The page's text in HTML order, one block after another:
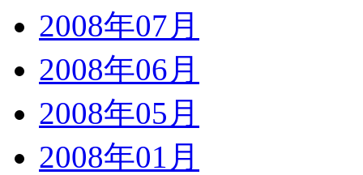
2008年07月
2008年06月
2008年05月
2008年01月